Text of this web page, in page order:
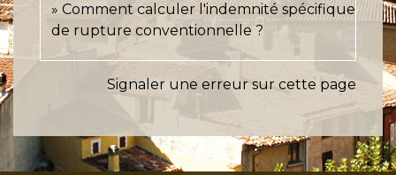
Comment calculer l'indemnité spécifique
de rupture conventionnelle ?
Signaler une erreur sur cette page